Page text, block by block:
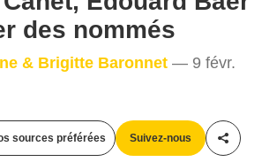
des nommés
& Brigitte Baronnet — 9 févr.
sources préférées Suivez-nous
Olivier Borde/ Bestimage